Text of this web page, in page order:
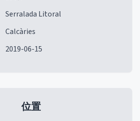
Serralada Litoral
Calcàries
2019-06-15
位置